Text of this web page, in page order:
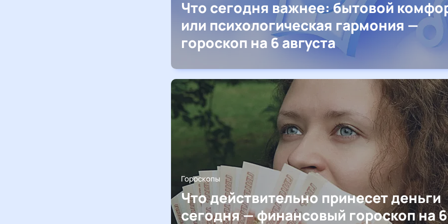
Что сегодня важнее: бытовой
или психологическая гармония —
гороскоп на 6 августа
Гороскопы
Что действительно принесет деньги
сегодня — финансовый гороскоп на 6